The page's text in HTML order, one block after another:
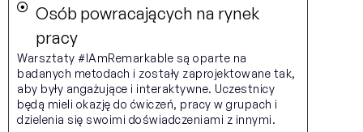
Osób powracających na rynek
pracy
Warsztaty #IAmRemarkable są oparte na
badanych metodach i zostały zaprojektowane tak,
aby były angażujące i interaktywne. Uczestnicy
będą mieli okazję do ćwiczeń, pracy w grupach i
dzielenia się swoimi doświadczeniami z innymi.